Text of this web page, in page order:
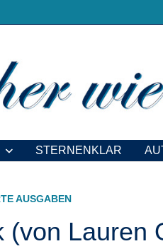
STERNENKLAR
AUSGABEN
(von Lauren